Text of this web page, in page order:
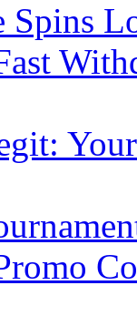
Spins